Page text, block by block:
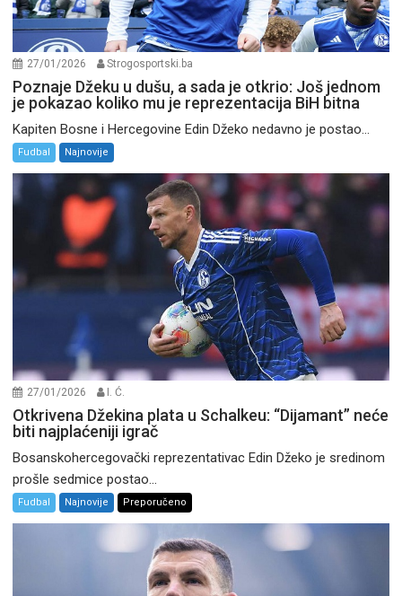
27/01/2026 Strogosportski.ba
Poznaje Džeku u dušu, a sada je otkrio: Još jednom
je pokazao koliko mu je reprezentacija BiH bitna
Kapiten Bosne i Hercegovine Edin Džeko nedavno je postao...
Fudbal Najnovije
27/01/2026 I. Ć.
Otkrivena Džekina plata u Schalkeu: “Dijamant” neće
biti najplaćeniji igrač
Bosanskohercegovački reprezentativac Edin Džeko je sredinom
prošle sedmice postao...
Fudbal Najnovije Preporučeno